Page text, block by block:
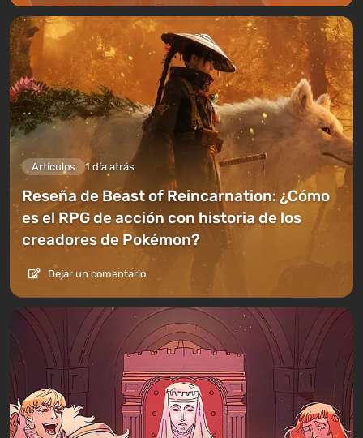
Artículos 1 día atrás
Reseña de Beast of Reincarnation: ¿Cómo
es el RPG de acción con historia de los
creadores de Pokémon?
Dejar un comentario